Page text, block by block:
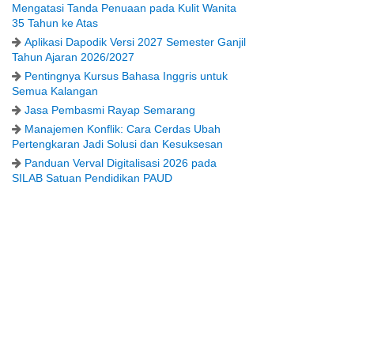
Mengatasi Tanda Penuaan pada Kulit Wanita
35 Tahun ke Atas
Aplikasi Dapodik Versi 2027 Semester Ganjil
Tahun Ajaran 2026/2027
Pentingnya Kursus Bahasa Inggris untuk
Semua Kalangan
Jasa Pembasmi Rayap Semarang
Manajemen Konflik: Cara Cerdas Ubah
Pertengkaran Jadi Solusi dan Kesuksesan
Panduan Verval Digitalisasi 2026 pada
SILAB Satuan Pendidikan PAUD